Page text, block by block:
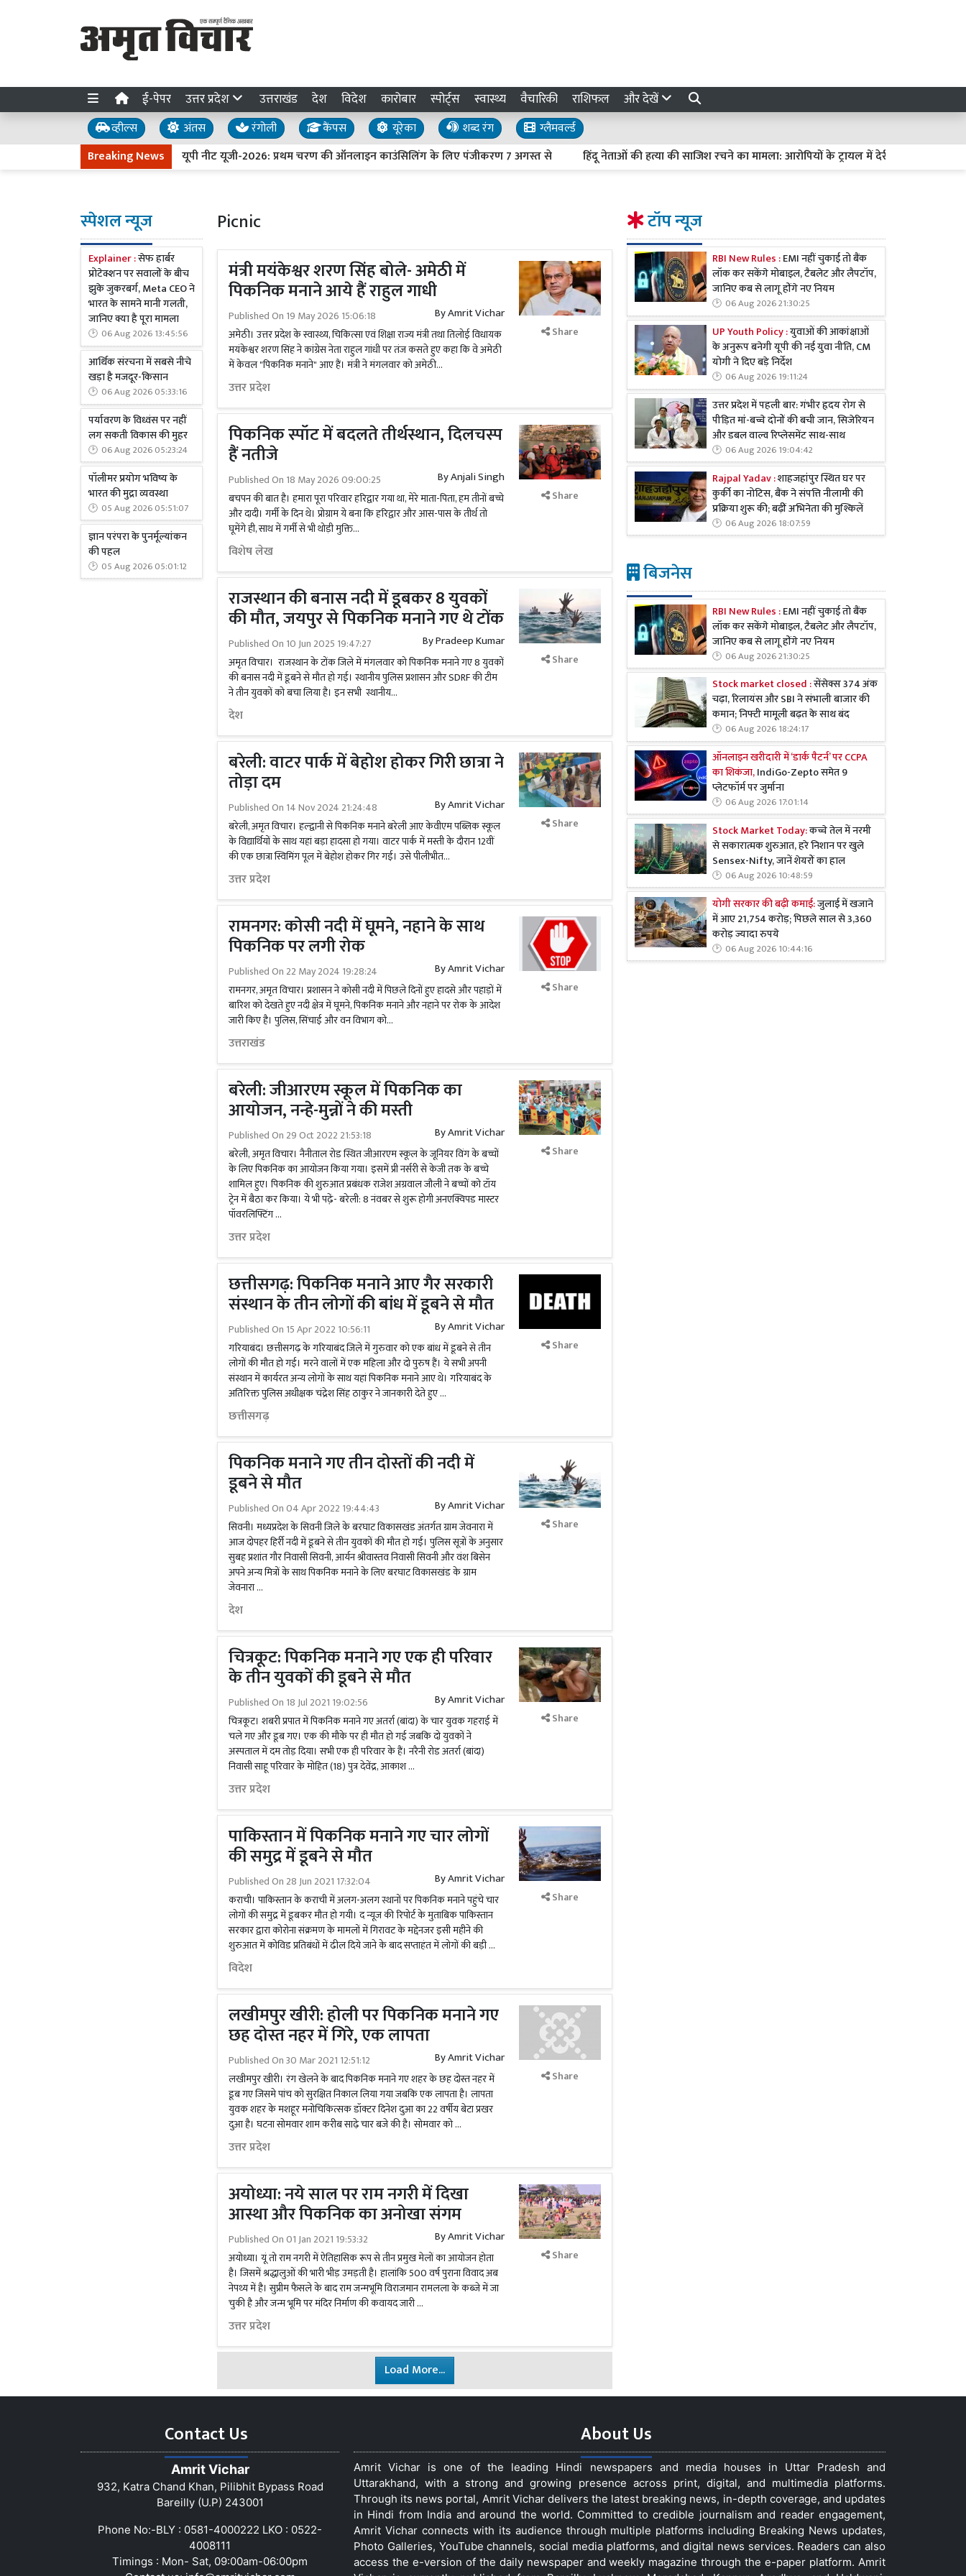
ई-पेपर उत्तर प्रदेश उत्तराखंड देश विदेश कारोबार स्पोर्ट्स स्वास्थ्य वैचारिकी राशिफल और देखें
व्हील्स अंतस रंगोली कैंपस यूरेका शब्द रंग
ग्लैमवर्ल्ड
Breaking Newsयूपी नीट यूजी-2026: प्रथम चरण की ऑनलाइन काउंसिलिंग के लिए पंजीकरण 7 अगस्त से हिंदू नेताओं की हत्या की साजिश रचने का मामला: आरोपियों के ट्रायल में देरी पर हाईकोर्ट सख्त, मांगी
स्पेशल न्यूज
Explainer :सेफ हार्बर
प्रोटेक्शन पर सवालों के बीच
झुके जुकरबर्ग, Meta CEO ने
भारत के सामने मानी गलती,
जानिए क्या है पूरा मामला
06 Aug 2026 13:45:56
आर्थिक संरचना में सबसे नीचे
खड़ा है मजदूर-किसान
06 Aug 2026 05:33:16
पर्यावरण के विध्वंस पर नहीं
लग सकती विकास की मुहर
06 Aug 2026 05:23:24
पॉलीमर प्रयोग भविष्य के
भारत की मुद्रा व्यवस्था
05 Aug 2026 05:51:07
ज्ञान परंपरा के पुनर्मूल्यांकन
की पहल
05 Aug 2026 05:01:12
Picnic
मंत्री मयंकेश्वर शरण सिंह बोले- अमेठी में
पिकनिक मनाने आये हैं राहुल गाधी
Published On 19 May 2026 15:06:18 ByAmrit Vichar
अमेठी। उत्तर प्रदेश के स्वास्थ्य, चिकित्सा एवं शिक्षा राज्य मंत्री तथा तिलोई विधायक
मयंकेश्वर शरण सिंह ने कांग्रेस नेता राहुल गांधी पर तंज कसते हुए कहा कि वे अमेठी
में केवल "पिकनिक मनाने" आए हैं। मंत्री ने मंगलवार को अमेठी...
उत्तर प्रदेश
Share
पिकनिक स्पॉट में बदलते तीर्थस्थान, दिलचस्प
हैं नतीजे
Published On 18 May 2026 09:00:25 ByAnjali Singh
बचपन की बात है। हमारा पूरा परिवार हरिद्वार गया था, मेरे माता-पिता, हम तीनों बच्चे
और दादी। गर्मी के दिन थे। प्रोग्राम ये बना कि हरिद्वार और आस-पास के तीर्थ तो
घूमेंगे ही, साथ में गर्मी से भी थोड़ी मुक्ति...
विशेष लेख
Share
राजस्थान की बनास नदी में डूबकर 8 युवकों
की मौत, जयपुर से पिकनिक मनाने गए थे टोंक
Published On 10 Jun 2025 19:47:27 ByPradeep Kumar
अमृत विचार। राजस्थान के टोंक जिले में मंगलवार को पिकनिक मनाने गए 8 युवकों
की बनास नदी में डूबने से मौत हो गई। स्थानीय पुलिस प्रशासन और SDRF की टीम
ने तीन युवकों को बचा लिया है। इन सभी स्थानीय...
देश
Share
बरेली: वाटर पार्क में बेहोश होकर गिरी छात्रा ने
तोड़ा दम
Published On 14 Nov 2024 21:24:48 ByAmrit Vichar
बरेली, अमृत विचार। हल्द्वानी से पिकनिक मनाने बरेली आए केवीएम पब्लिक स्कूल
के विद्यार्थियों के साथ यहां बड़ा हादसा हो गया। वाटर पार्क में मस्ती के दौरान 12वीं
की एक छात्रा स्विमिंग पूल में बेहोश होकर गिर गई। उसे पीलीभीत...
उत्तर प्रदेश
Share
रामनगर: कोसी नदी में घूमने, नहाने के साथ
पिकनिक पर लगी रोक
Published On 22 May 2024 19:28:24 ByAmrit Vichar
रामनगर, अमृत विचार। प्रशासन ने कोसी नदी में पिछले दिनों हुए हादसे और पहाड़ों में
बारिश को देखते हुए नदी क्षेत्र में घूमने, पिकनिक मनाने और नहाने पर रोक के आदेश
जारी किए है। पुलिस, सिंचाई और वन विभाग को...
उत्तराखंड
Share
बरेली: जीआरएम स्कूल में पिकनिक का
आयोजन, नन्हे-मुन्नों ने की मस्ती
Published On 29 Oct 2022 21:53:18 ByAmrit Vichar
बरेली, अमृत विचार। नैनीताल रोड स्थित जीआरएम स्कूल के जूनियर विंग के बच्चों
के लिए पिकनिक का आयोजन किया गया। इसमें प्री नर्सरी से केजी तक के बच्चे
शामिल हुए। पिकनिक की शुरुआत प्रबंधक राजेश अग्रवाल जौली ने बच्चों को टॉय
ट्रेन में बैठा कर किया। ये भी पढे़ं- बरेली: 8 नंवबर से शुरू होगी अनएक्विपड मास्टर
पॉवरलिफ्टिंग …
उत्तर प्रदेश
Share
छत्तीसगढ़: पिकनिक मनाने आए गैर सरकारी
संस्थान के तीन लोगों की बांध में डूबने से मौत
Published On 15 Apr 2022 10:56:11 ByAmrit Vichar
गरियाबंद। छत्तीसगढ़ के गरियाबंद जिले में गुरुवार को एक बांध में डूबने से तीन
लोगों की मौत हो गई। मरने वालों में एक महिला और दो पुरुष हैं। ये सभी अपनी
संस्थान में कार्यरत अन्य लोगों के साथ यहां पिकनिक मनाने आए थे। गरियाबंद के
अतिरिक्त पुलिस अधीक्षक चंद्रेश सिंह ठाकुर ने जानकारी देते हुए …
छत्तीसगढ़
Share
पिकनिक मनाने गए तीन दोस्तों की नदी में
डूबने से मौत
Published On04 Apr 2022 19:44:43 ByAmrit Vichar
सिवनी। मध्यप्रदेश के सिवनी जिले के बरघाट विकासखंड अंतर्गत ग्राम जेवनारा में
आज दोपहर हिर्री नदी में डूबने से तीन युवकों की मौत हो गई। पुलिस सूत्रों के अनुसार
सुबह प्रशांत गौर निवासी सिवनी, आर्यन श्रीवास्तव निवासी सिवनी और वंश बिसेन
अपने अन्य मित्रों के साथ पिकनिक मनाने के लिए बरघाट विकासखंड के ग्राम
जेवनारा …
देश
Share
चित्रकूट: पिकनिक मनाने गए एक ही परिवार
के तीन युवकों की डूबने से मौत
Published On 18 Jul 2021 19:02:56 ByAmrit Vichar
चित्रकूट। शबरी प्रपात में पिकनिक मनाने गए अतर्रा (बांदा) के चार युवक गहराई में
चले गए और डूब गए। एक की मौके पर ही मौत हो गई जबकि दो युवकों ने
अस्पताल में दम तोड़ दिया। सभी एक ही परिवार के हैं। नरैनी रोड अतर्रा (बांदा)
निवासी साहू परिवार के मोहित (18) पुत्र देवेंद्र, आकाश …
उत्तर प्रदेश
Share
पाकिस्तान में पिकनिक मनाने गए चार लोगों
की समुद्र में डूबने से मौत
Published On 28 Jun 2021 17:32:04 ByAmrit Vichar
कराची। पाकिस्तान के कराची में अलग-अलग स्थानों पर पिकनिक मनाने पहुंचे चार
लोगों की समुद्र में डूबकर मौत हो गयी। द न्यूज की रिपोर्ट के मुताबिक पाकिस्तान
सरकार द्वारा कोरोना संक्रमण के मामलों में गिरावट के मद्देनजर इसी महीने की
शुरुआत में कोविड प्रतिबंधों में ढील दिये जाने के बाद सप्ताहंत में लोगों की बड़ी …
विदेश
Share
लखीमपुर खीरी: होली पर पिकनिक मनाने गए
छह दोस्त नहर में गिरे, एक लापता
Published On30 Mar 2021 12:51:12 ByAmrit Vichar
लखीमपुर खीरी। रंग खेलने के बाद पिकनिक मनाने गए शहर के छह दोस्त नहर में
डूब गए जिसमे पांच को सुरक्षित निकाल लिया गया जबकि एक लापता है। लापता
युवक शहर के मशहूर मनोचिकित्सक डॉक्टर दिनेश दुआ का 22 वर्षीय बेटा प्रखर
दुआ है। घटना सोमवार शाम करीब साढ़े चार बजे की है। सोमवार को …
उत्तर प्रदेश
Share
अयोध्या: नये साल पर राम नगरी में दिखा
आस्था और पिकनिक का अनोखा संगम
Published On01 Jan 2021 19:53:32 ByAmrit Vichar
अयोध्या। यूं तो राम नगरी में ऐतिहासिक रूप से तीन प्रमुख मेलों का आयोजन होता
है। जिसमें श्रद्धालुओं की भारी भीड़ उमड़ती है। हालांकि 500 वर्ष पुराना विवाद अब
नेपथ्य में है। सुप्रीम फैसले के बाद राम जन्मभूमि विराजमान रामलला के कब्जे में जा
चुकी है और जन्म भूमि पर मंदिर निर्माण की कवायद जारी …
उत्तर प्रदेश
Share
Load More...
टॉप न्यूज
RBI New Rules :EMI नहीं चुकाई तो बैंक
लॉक कर सकेंगे मोबाइल, टैबलेट और लैपटॉप,
जानिए कब से लागू होंगे नए नियम
06 Aug 2026 21:30:25
UP Youth Policy :युवाओं की आकांक्षाओं
के अनुरूप बनेगी यूपी की नई युवा नीति, CM
योगी ने दिए बड़े निर्देश
06 Aug 2026 19:11:24
उत्तर प्रदेश में पहली बार: गंभीर हृदय रोग से
पीड़ित मां-बच्चे दोनों की बची जान, सिजेरियन
और डबल वाल्व रिप्लेसमेंट साथ-साथ
06 Aug 2026 19:04:42
Rajpal Yadav :शाहजहांपुर स्थित घर पर
कुर्की का नोटिस, बैंक ने संपत्ति नीलामी की
प्रक्रिया शुरू की; बढ़ीं अभिनेता की मुश्किलें
06 Aug 2026 18:07:59
बिजनेस
RBI New Rules :EMI नहीं चुकाई तो बैंक
लॉक कर सकेंगे मोबाइल, टैबलेट और लैपटॉप,
जानिए कब से लागू होंगे नए नियम
06 Aug 2026 21:30:25
Stock market closed :सेंसेक्स 374 अंक
चढ़ा, रिलायंस और SBI ने संभाली बाजार की
कमान; निफ्टी मामूली बढ़त के साथ बंद
06 Aug 2026 18:24:17
ऑनलाइन खरीदारी में ‘डार्क पैटर्न’ पर CCPA
का शिकंजा,IndiGo-Zepto समेत 9
प्लेटफॉर्म पर जुर्माना
06 Aug 2026 17:01:14
Stock Market Today:कच्चे तेल में नरमी
से सकारात्मक शुरुआत, हरे निशान पर खुले
Sensex-Nifty, जानें शेयरों का हाल
06 Aug 2026 10:48:59
योगी सरकार की बढ़ी कमाई:जुलाई में खजाने
में आए 21,754 करोड़; पिछले साल से 3,360
करोड़ ज्यादा रुपये
06 Aug 2026 10:44:16
Contact Us
Amrit Vichar
932, Katra Chand Khan, Pilibhit Bypass Road
Bareilly (U.P) 243001
Phone No:-BLY : 0581-4000222 LKO : 0522-
4008111
Timings : Mon- Sat, 09:00am-06:00pm
About Us
Amrit Vichar is one of the leading Hindi newspapers and media houses in Uttar Pradesh and
Uttarakhand, with a strong and growing presence across print, digital, and multimedia platforms.
Through its news portal, Amrit Vichar delivers the latest breaking news, in-depth coverage, and updates
in Hindi from India and around the world. Committed to credible journalism and reader engagement,
Amrit Vichar connects with its audience through multiple platforms including Breaking News updates,
Photo Galleries, YouTube channels, social media platforms, and digital news services. Readers can also
access the e-version of the daily newspaper and weekly magazine through the e-paper platform. Amrit